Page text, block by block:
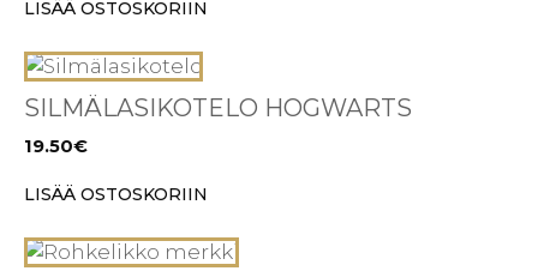
LISÄÄ OSTOSKORIIN
SILMÄLASIKOTELO HOGWARTS
19.50€
LISÄÄ OSTOSKORIIN